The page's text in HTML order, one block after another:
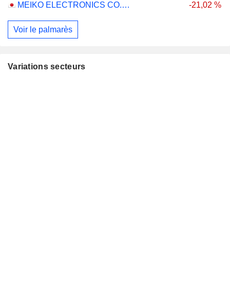
MEIKO ELECTRONICS CO., LTD. -21,02 %
Voir le palmarès
Variations secteurs